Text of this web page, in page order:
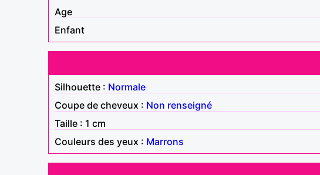
Age
Enfant
Silhouette : Normale
Coupe de cheveux : Non renseigné
Taille : 1 cm
Couleurs des yeux : Marrons